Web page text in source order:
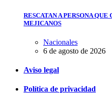
RESCATAN A PERSONA QUE
MEJICANOS
Nacionales
6 de agosto de 2026
Aviso legal
Política de privacidad